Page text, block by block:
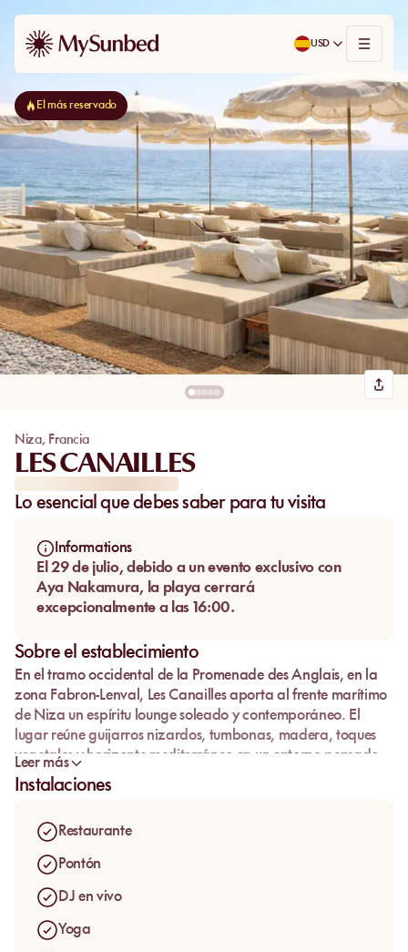
El más reservado
USD
Niza, Francia
LES CANAILLES
Lo esencial que debes saber para tu visita
Informations
El 29 de julio, debido a un evento exclusivo con
Aya Nakamura, la playa cerrará
excepcionalmente a las 16:00.
Sobre el establecimiento
En el tramo occidental de la Promenade des Anglais, en la
zona Fabron-Lenval, Les Canaillesaporta al frente marítimo
de Niza un espíritu lounge soleado y contemporáneo. El
lugar reúne guijarros nizardos, tumbonas, madera, toques
vegetales y horizonte mediterráneo en un entorno pensado
para pasar tiempo junto al agua.
restaurante: baño durante el día, cóctel al sol, almuerzo en
la terraza y una luz más suave sobre el mar cuando avanza
la tarde. En temporada, la programación musical y las
marcada. En los periodos de mayor afluencia, anticipar la
visita ayuda a mantener una llegada fluida en este tramo
concurrido del litoral.
Leer más
Instalaciones
Restaurante
Pontón
DJ en vivo
Yoga